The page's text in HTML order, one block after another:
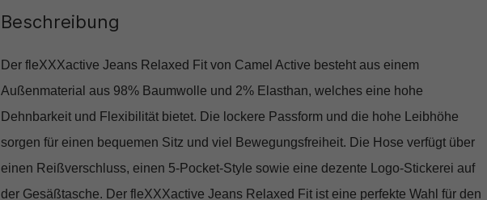
Beschreibung
Der fleXXXactive Jeans Relaxed Fit von Camel Active besteht aus einem
Außenmaterial aus 98% Baumwolle und 2% Elasthan, welches eine hohe
Dehnbarkeit und Flexibilität bietet. Die lockere Passform und die hohe Leibhöhe
sorgen für einen bequemen Sitz und viel Bewegungsfreiheit. Die Hose verfügt über
einen Reißverschluss, einen 5-Pocket-Style sowie eine dezente Logo-Stickerei auf
der Gesäßtasche. Der fleXXXactive Jeans Relaxed Fit ist eine perfekte Wahl für den